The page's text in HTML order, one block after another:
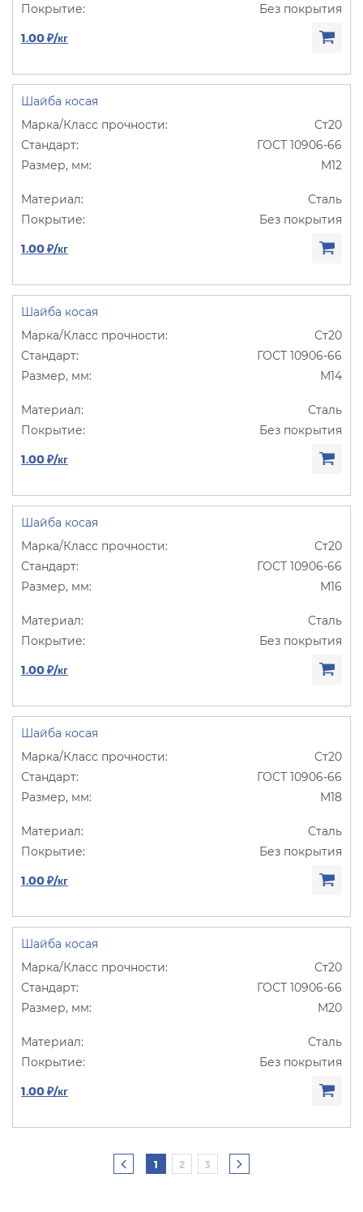
Без покрытия
1.00 ₽/кг
Шайба косая
Ст20
ГОСТ 10906-66
М12
Сталь
Без покрытия
1.00 ₽/кг
Шайба косая
Ст20
ГОСТ 10906-66
М14
Сталь
Без покрытия
1.00 ₽/кг
Шайба косая
Ст20
ГОСТ 10906-66
М16
Сталь
Без покрытия
1.00 ₽/кг
Шайба косая
Ст20
ГОСТ 10906-66
М18
Сталь
Без покрытия
1.00 ₽/кг
Шайба косая
Ст20
ГОСТ 10906-66
М20
Сталь
Без покрытия
1.00 ₽/кг
1 2 3